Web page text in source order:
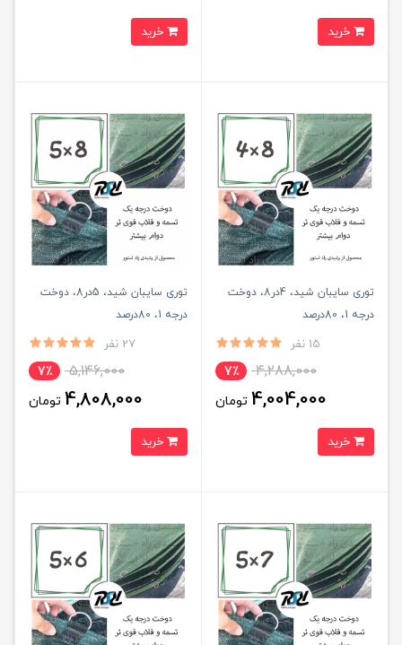
توری سایبان شید، 4در8، دوخت
درجه 1، 80درصد
15 نفر
4,288,000 7٪
4,004,000 تومان
توری سایبان شید، 5در8، دوخت
درجه 1، 80درصد
27 نفر
5,146,000 7٪
4,808,000 تومان